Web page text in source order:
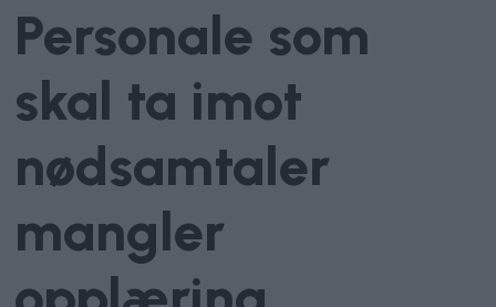
Personale som
skal ta imot
nødsamtaler
mangler